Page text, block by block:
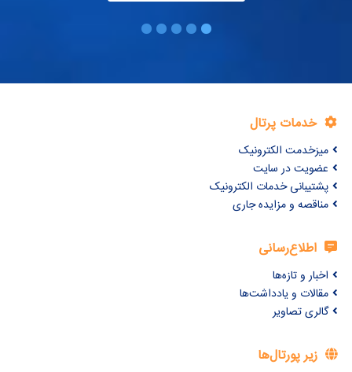
خدمات پرتال
میزخدمت الکترونیک
عضویت در سایت
پشتیبانی خدمات الکترونیک
مناقصه و مزایده جاری
اطلاع‌رسانی
اخبار و تازه‌ها
مقالات و یادداشت‌ها
گالری تصاویر
زیر پورتال‌ها